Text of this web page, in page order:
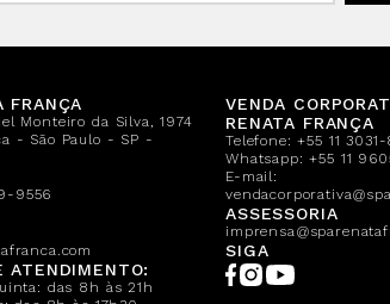
FRANÇA
Monteiro da Silva, 1974
- São Paulo - SP -
9556
ATENDIMENTO:
das 8h às 21h
VENDA
RENATA FRANÇA
Telefone:+55 11
Whatsapp:+55 11
E-mail:
ASSESSORIA
SIGA